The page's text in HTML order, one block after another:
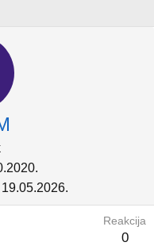
19.05.2026.
Reakcija
0